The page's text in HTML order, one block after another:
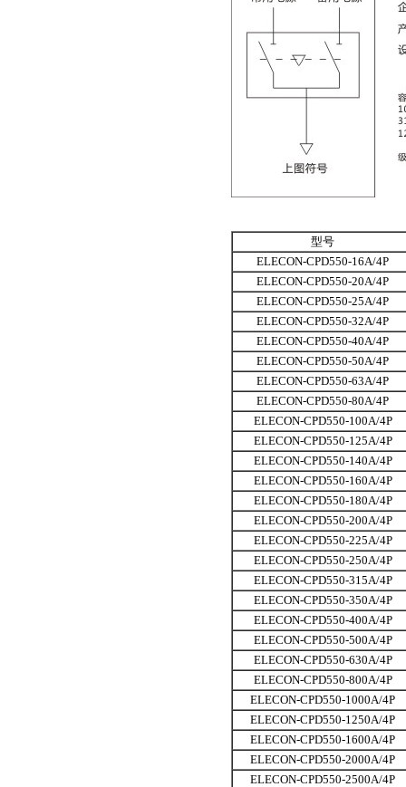
型号
ELECON-CPD550-16A/4P
ELECON-CPD550-20A/4P
ELECON-CPD550-25A/4P
ELECON-CPD550-32A/4P
ELECON-CPD550-40A/4P
ELECON-CPD550-50A/4P
ELECON-CPD550-63A/4P
ELECON-CPD550-80A/4P
ELECON-CPD550-100A/4P
ELECON-CPD550-125A/4P
ELECON-CPD550-140A/4P
ELECON-CPD550-160A/4P
ELECON-CPD550-180A/4P
ELECON-CPD550-200A/4P
ELECON-CPD550-225A/4P
ELECON-CPD550-250A/4P
ELECON-CPD550-315A/4P
ELECON-CPD550-350A/4P
ELECON-CPD550-400A/4P
ELECON-CPD550-500A/4P
ELECON-CPD550-630A/4P
ELECON-CPD550-800A/4P
ELECON-CPD550-1000A/4P
ELECON-CPD550-1250A/4P
ELECON-CPD550-1600A/4P
ELECON-CPD550-2000A/4P
ELECON-CPD550-2500A/4P